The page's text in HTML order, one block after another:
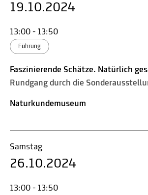
19.10.2024
13:00 - 13:50
Führung
Faszinierende Schätze. Natürlich
Rundgang durch die
Naturkundemuseum
Samstag
26.10.2024
13:00 - 13:50